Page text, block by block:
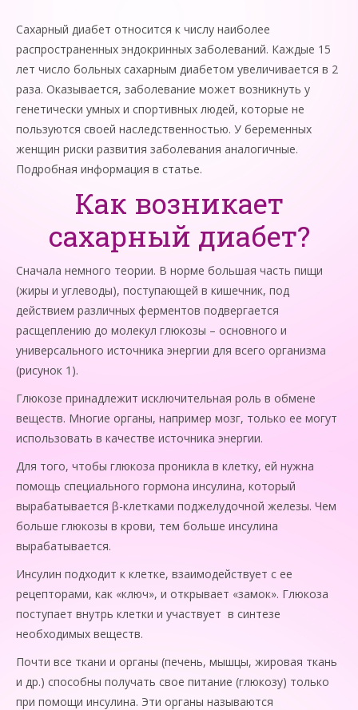
Сахарный диабет относится к числу наиболее
распространенных эндокринных заболеваний. Каждые 15
лет число больных сахарным диабетом увеличивается в 2
раза. Оказывается, заболевание может возникнуть у
генетически умных и спортивных людей, которые не
пользуются своей наследственностью. У беременных
женщин риски развития заболевания аналогичные.
Подробная информация в статье.
Как возникает
сахарный диабет?
Сначала немного теории. В норме большая часть пищи
(жиры и углеводы), поступающей в кишечник, под
действием различных ферментов подвергается
расщеплению до молекул глюкозы – основного и
универсального источника энергии для всего организма
(рисунок 1).
Глюкозе принадлежит исключительная роль в обмене
веществ. Многие органы, например мозг, только ее могут
использовать в качестве источника энергии.
Для того, чтобы глюкоза проникла в клетку, ей нужна
помощь специального гормона инсулина, который
вырабатывается β-клетками поджелудочной железы. Чем
больше глюкозы в крови, тем больше инсулина
вырабатывается.
Инсулин подходит к клетке, взаимодействует с ее
рецепторами, как «ключ», и открывает «замок». Глюкоза
поступает внутрь клетки и участвует в синтезе
необходимых веществ.
Почти все ткани и органы (печень, мышцы, жировая ткань
и др.) способны получать свое питание (глюкозу) только
при помощи инсулина. Эти органы называются